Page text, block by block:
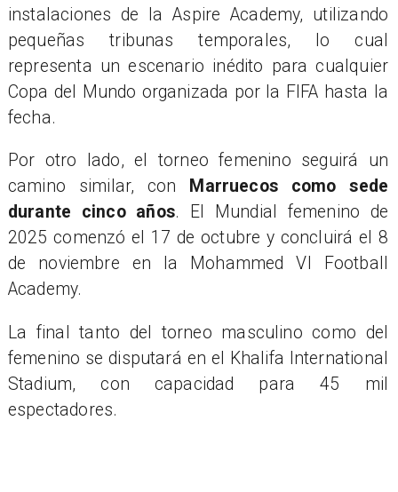
instalaciones de la Aspire Academy, utilizando
pequeñas tribunas temporales, lo cual
representa un escenario inédito para cualquier
Copa del Mundo organizada por la FIFA hasta la
fecha.
Por otro lado, el torneo femenino seguirá un
camino similar, con
Marruecos como sede
durante cinco años. El Mundial femenino de
2025 comenzó el 17 de octubre y concluirá el 8
de noviembre en la Mohammed VI Football
Academy.
La final tanto del torneo masculino como del
femenino se disputará en el Khalifa International
Stadium, con capacidad para 45 mil
espectadores.